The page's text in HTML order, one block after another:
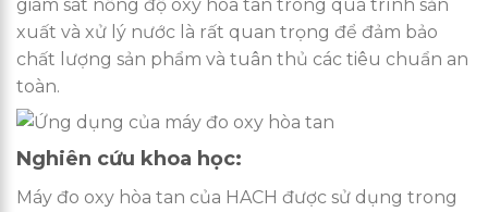
giám sát nồng độ oxy hòa tan trong quá trình sản
xuất và xử lý nước là rất quan trọng để đảm bảo
chất lượng sản phẩm và tuân thủ các tiêu chuẩn an
toàn.
Nghiên cứu khoa học:
Máy đo oxy hòa tan của HACH được sử dụng trong